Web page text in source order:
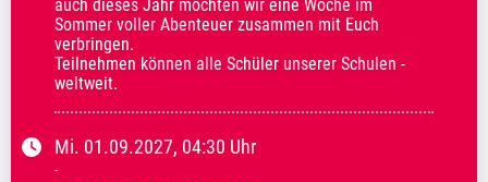
Mi. 01.09.2027, 04:30 Uhr
-
auch dieses Jahr möchten wir eine Woche im
Sommer voller Abenteuer zusammen mit Euch
verbringen.
Teilnehmen können alle Schüler unserer Schulen -
weltweit.